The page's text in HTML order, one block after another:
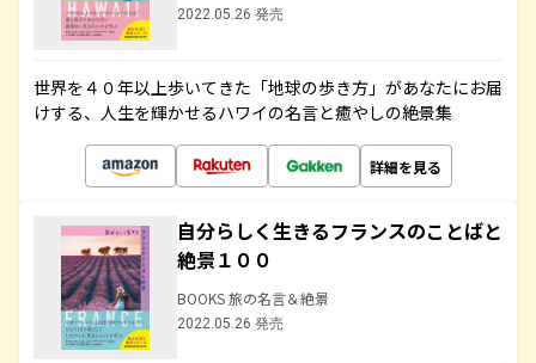
2022.05.26 発売
世界を４０年以上歩いてきた「地球の歩き方」があなたにお届
けする、人生を輝かせるハワイの名言と癒やしの絶景集
詳細を見る
自分らしく生きるフランスのことばと
絶景１００
BOOKS 旅の名言＆絶景
2022.05.26 発売